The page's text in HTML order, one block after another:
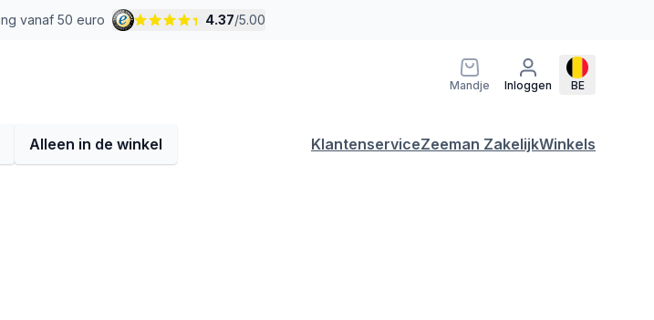
vanaf 50 euro 4.37/5.00
Mandje Inloggen BE
Alleen in de winkel KlantenserviceZeeman ZakelijkWinkels